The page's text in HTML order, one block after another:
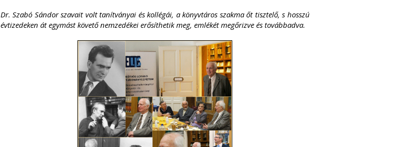
Dr. Szabó Sándor szavait volt tanítványai és kollégái, a könyvtáros szakma őt tisztelő, s hosszú
évtizedeken át egymást követő nemzedékei erősíthetik meg, emlékét megőrizve és továbbadva.